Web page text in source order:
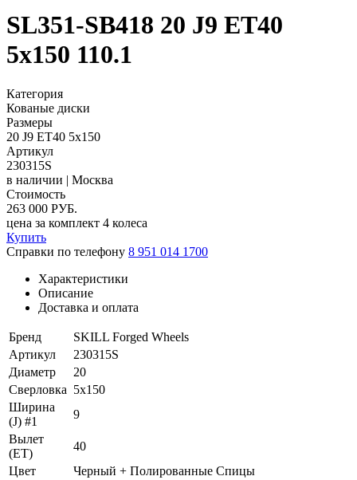
SL351-SB418 20 J9 ET40
5x150 110.1
Категория
Кованые диски
Размеры
20 J9 ET40 5x150
Артикул
230315S
в наличии | Москва
Стоимость
263 000 РУБ.
цена за комплект 4 колеса
Купить
Справки по телефону 8 951 014 1700
Характеристики
Описание
Доставка и оплата
Бренд
SKILL Forged Wheels
Артикул
230315S
Диаметр
20
Сверловка 5x150
Ширина
(J) #1
9
Вылет
(ET)
40
Цвет
Черный + Полированные Спицы